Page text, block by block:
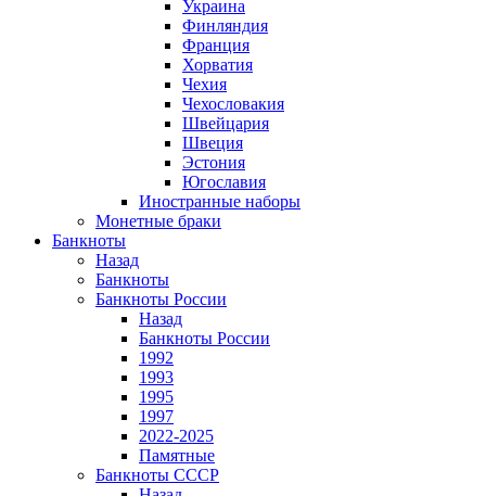
Украина
Финляндия
Франция
Хорватия
Чехия
Чехословакия
Швейцария
Швеция
Эстония
Югославия
Иностранные наборы
Монетные браки
Банкноты
Назад
Банкноты
Банкноты России
Назад
Банкноты России
1992
1993
1995
1997
2022-2025
Памятные
Банкноты СССР